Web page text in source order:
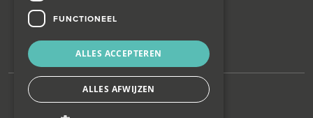
© Wagemans Wonen
FUNCTIONEEL
ALLES ACCEPTEREN
ALLES AFWIJZEN